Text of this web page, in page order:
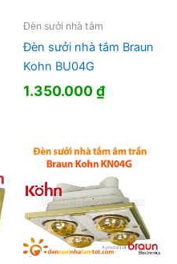
Đèn sưởi nhà tắm
Đèn sưởi nhà tắm Braun
Kohn BU04G
1.350.000₫